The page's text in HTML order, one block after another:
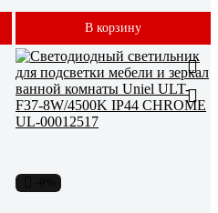
В корзину